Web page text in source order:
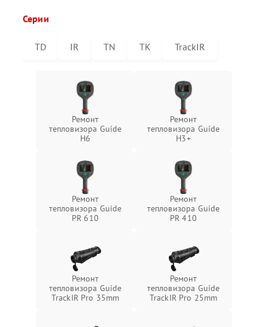
Серии
TD IR TN TK TrackIR
Ремонт
тепловизора Guide
H6
Ремонт
тепловизора Guide
H3+
Ремонт
тепловизора Guide
PR 610
Ремонт
тепловизора Guide
PR 410
Ремонт
тепловизора Guide
TrackIR Pro 35mm
Ремонт
тепловизора Guide
TrackIR Pro 25mm